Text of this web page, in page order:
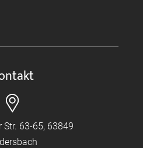
Str. 63-65, 63849